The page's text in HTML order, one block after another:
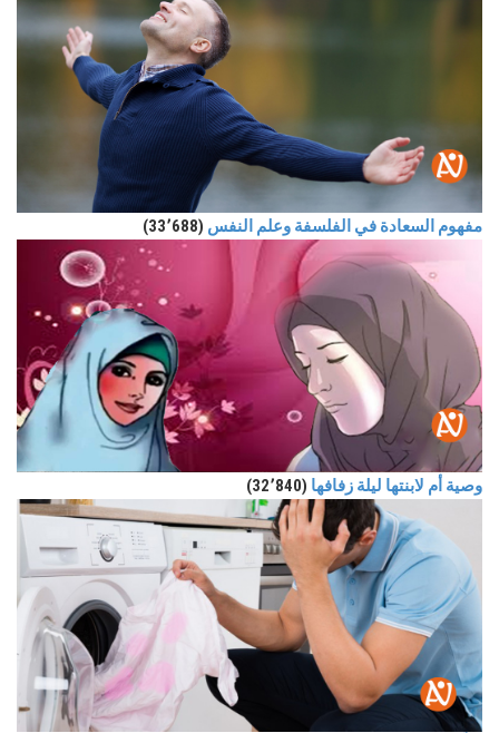
مفهوم السعادة في الفلسفة وعلم النفس (33٬688)
وصية أم لابنتها ليلة زفافها (32٬840)